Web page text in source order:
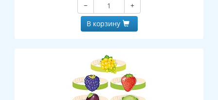
−
+
В корзину